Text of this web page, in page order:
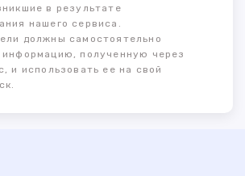
в результате
нашего сервиса.
должны самостоятельно
информацию, полученную через
и использовать ее на свой